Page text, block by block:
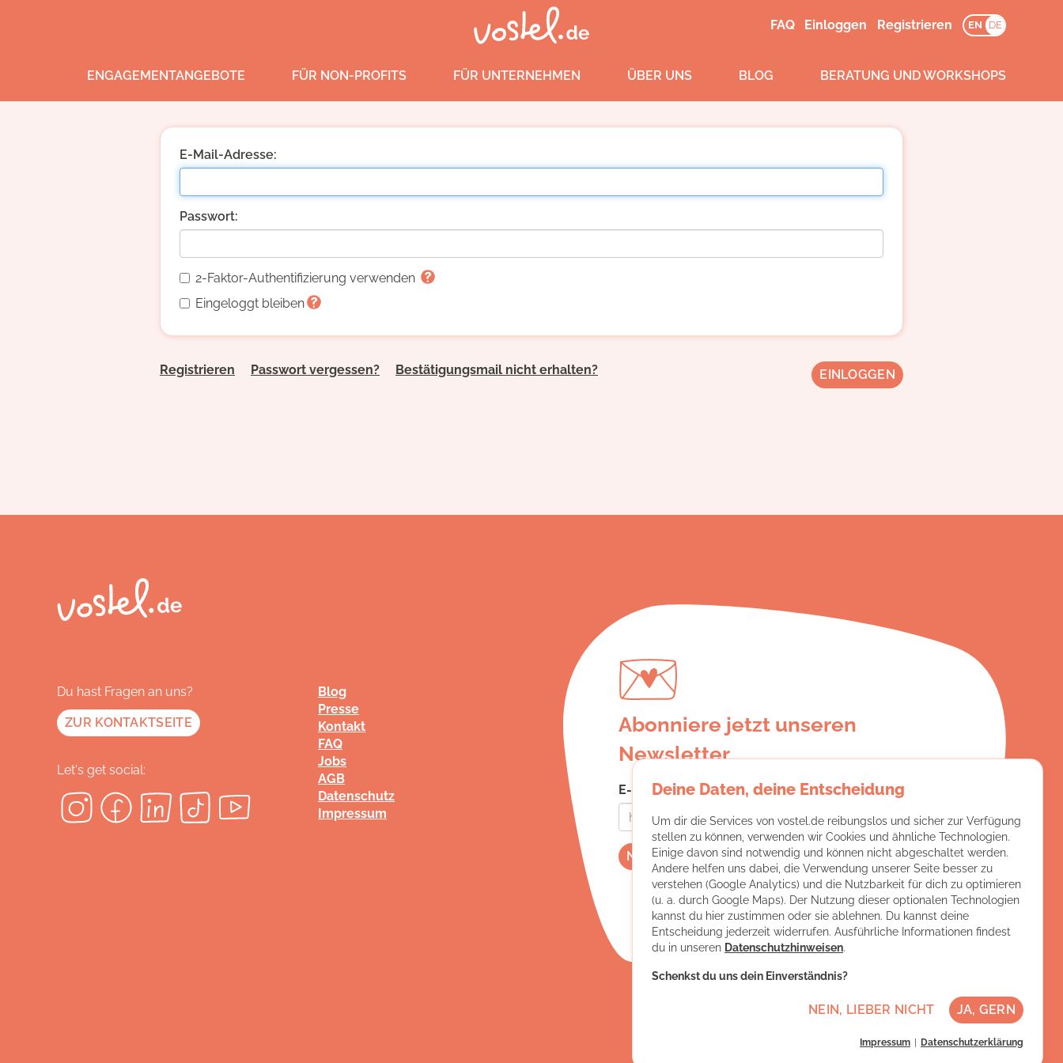
FAQ Einloggen Registrieren EN DE
ENGAGEMENTANGEBOTE FÜR NON-PROFITS FÜR UNTERNEHMEN ÜBER UNS BLOG BERATUNG UND WORKSHOPS
E-Mail-Adresse:
Passwort:
2-Faktor-Authentifizierung verwenden
Eingeloggt bleiben
Registrieren Passwort vergessen? Bestätigungsmail nicht erhalten?
Abonniere jetzt unseren
Newsletter
E-Mail-Adresse:
Blog
Presse
Kontakt
FAQ
Jobs
AGB
Datenschutz
Impressum
Du hast Fragen an uns?
ZUR KONTAKTSEITE
Let's get social:
Deine Daten, deine Entscheidung
Um dir die Services von vostel.de reibungslos und sicher zur Verfügung
stellen zu können, verwenden wir Cookies und ähnliche Technologien.
Einige davon sind notwendig und können nicht abgeschaltet werden.
Andere helfen uns dabei, die Verwendung unserer Seite besser zu
verstehen (Google Analytics) und die Nutzbarkeit für dich zu optimieren
(u. a. durch Google Maps). Der Nutzung dieser optionalen Technologien
kannst du hier zustimmen oder sie ablehnen. Du kannst deine
Entscheidung jederzeit widerrufen. Ausführliche Informationen findest
du in unseren Datenschutzhinweisen.
Schenkst du uns dein Einverständnis?
NEIN, LIEBER NICHT JA, GERN
Impressum Datenschutzerklärung